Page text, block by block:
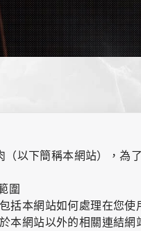
關於老井
（以下簡稱本網站），為
圍
括本網站如何處理在您
本網站以外的相關連結